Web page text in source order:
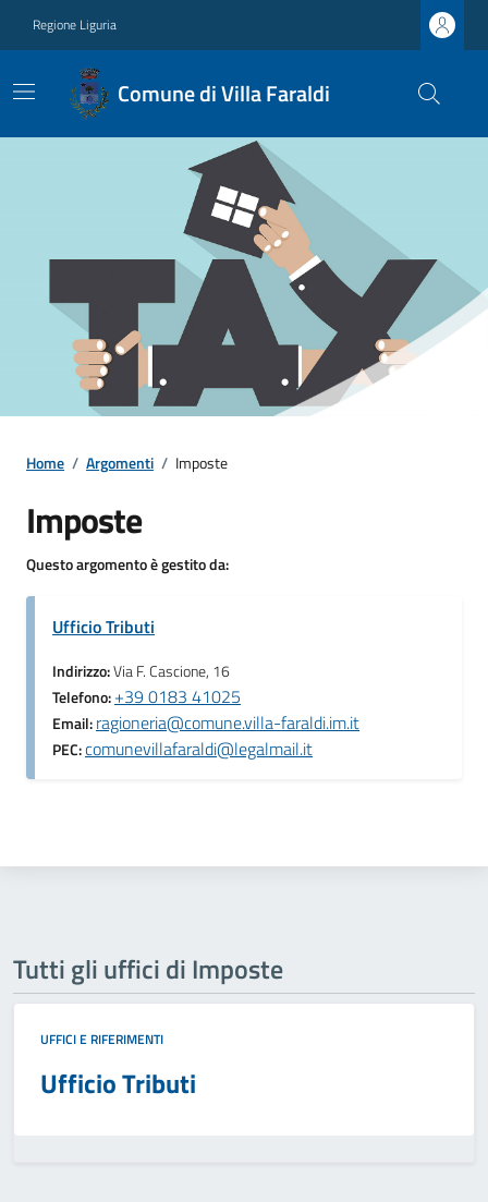
Regione Liguria
Comune di Villa Faraldi
Home / Argomenti / Imposte
Imposte
Questo argomento è gestito da:
Ufficio Tributi
Indirizzo:Via F. Cascione, 16
Telefono:+39 0183 41025
Email:ragioneria@comune.villa-faraldi.im.it
PEC:comunevillafaraldi@legalmail.it
Tutti gli uffici di Imposte
UFFICI E RIFERIMENTI
Ufficio Tributi